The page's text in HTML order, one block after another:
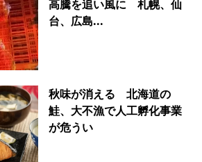
高騰を追い風に 札幌、仙
台、広島...
秋味が消える 北海道の
鮭、大不漁で人工孵化事業
が危うい